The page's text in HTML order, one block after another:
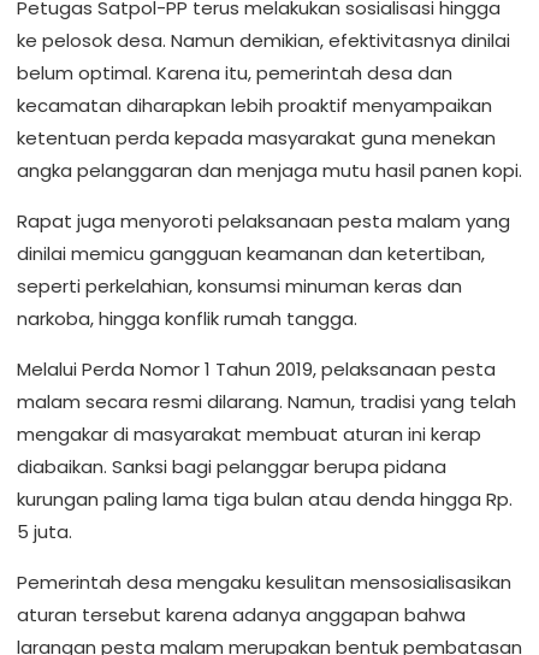
Petugas Satpol-PP terus melakukan sosialisasi hingga
ke pelosok desa. Namun demikian, efektivitasnya dinilai
belum optimal. Karena itu, pemerintah desa dan
kecamatan diharapkan lebih proaktif menyampaikan
ketentuan perda kepada masyarakat guna menekan
angka pelanggaran dan menjaga mutu hasil panen kopi.
Rapat juga menyoroti pelaksanaan pesta malam yang
dinilai memicu gangguan keamanan dan ketertiban,
seperti perkelahian, konsumsi minuman keras dan
narkoba, hingga konflik rumah tangga.
Melalui Perda Nomor 1 Tahun 2019, pelaksanaan pesta
malam secara resmi dilarang. Namun, tradisi yang telah
mengakar di masyarakat membuat aturan ini kerap
diabaikan. Sanksi bagi pelanggar berupa pidana
kurungan paling lama tiga bulan atau denda hingga Rp.
5 juta.
Pemerintah desa mengaku kesulitan mensosialisasikan
aturan tersebut karena adanya anggapan bahwa
larangan pesta malam merupakan bentuk pembatasan